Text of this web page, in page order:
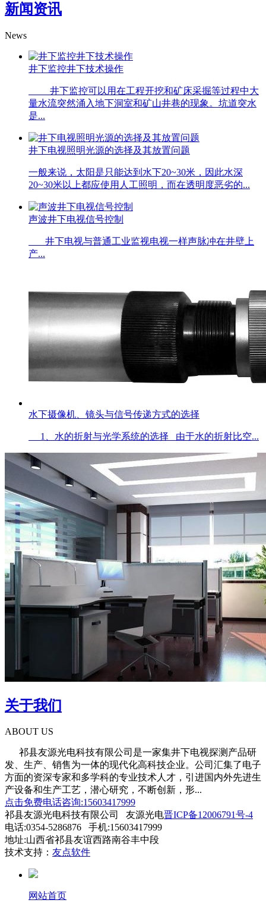
新闻资讯
News
井下监控井下技术操作
井下监控可以用在工程开挖和矿床采掘等过程中大
量水流突然涌入地下洞室和矿山井巷的现象。坑道突水
是...
井下电视照明光源的选择及其放置问题
一般来说，太阳是只能达到水下20~30米，因此水深
20~30米以上都应使用人工照明，而在透明度恶劣的...
声波井下电视信号控制
井下电视与普通工业监视电视一样声脉冲在井壁上
产...
水下摄像机、镜头与信号传递方式的选择
1、水的折射与光学系统的选择 由于水的折射比空...
关于我们
ABOUT US
祁县友源光电科技有限公司是一家集井下电视探测产品研
发、生产、销售为一体的现代化高科技企业。公司汇集了电子
方面的资深专家和多学科的专业技术人才，引进国内外先进生
产设备和生产工艺，潜心研究，不断创新，形...
点击免费电话咨询:15603417999
祁县友源光电科技有限公司 友源光电晋ICP备12006791号-4
电话:0354-5286876 手机:15603417999
地址:山西省祁县友谊西路南谷丰中段
技术支持： 友点软件
网站首页